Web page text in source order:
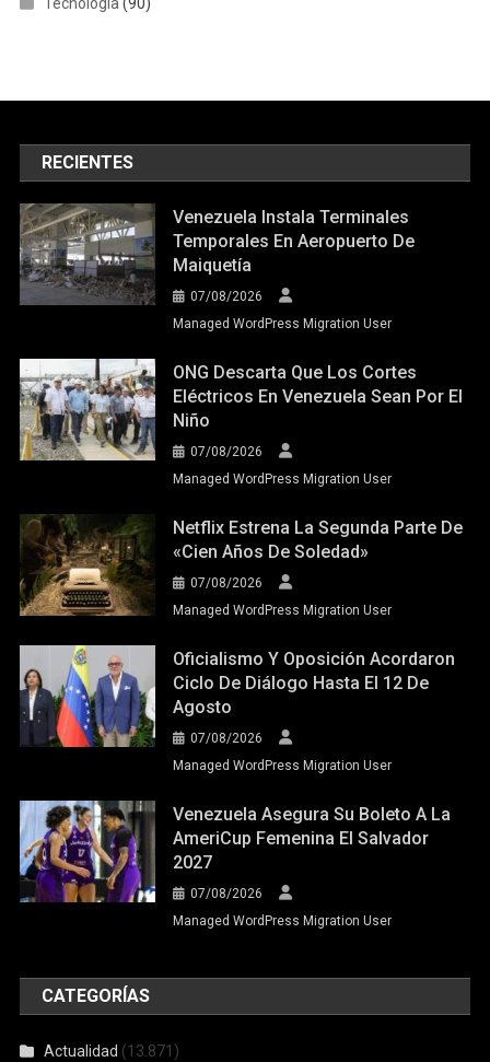
Tecnología(90)
RECIENTES
Venezuela Instala Terminales
Temporales En Aeropuerto De
Maiquetía
07/08/2026
Managed WordPress Migration User
ONG Descarta Que Los Cortes
Eléctricos En Venezuela Sean Por El
Niño
07/08/2026
Managed WordPress Migration User
Netflix Estrena La Segunda Parte De
«Cien Años De Soledad»
07/08/2026
Managed WordPress Migration User
Oficialismo Y Oposición Acordaron
Ciclo De Diálogo Hasta El 12 De
Agosto
07/08/2026
Managed WordPress Migration User
Venezuela Asegura Su Boleto A La
AmeriCup Femenina El Salvador
2027
07/08/2026
Managed WordPress Migration User
CATEGORÍAS
Actualidad (13.871)